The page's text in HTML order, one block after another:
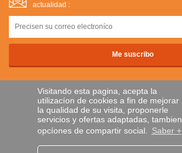
Visitando esta pagina, acepta la
utilizacíon de cookies a fin de mejorar
la qualidad de su visita, proponerle
servicios y ofertas adaptadas, tambien
opcíones de compartir social. Saber +
actualidad :
PAGOS SEGUROS